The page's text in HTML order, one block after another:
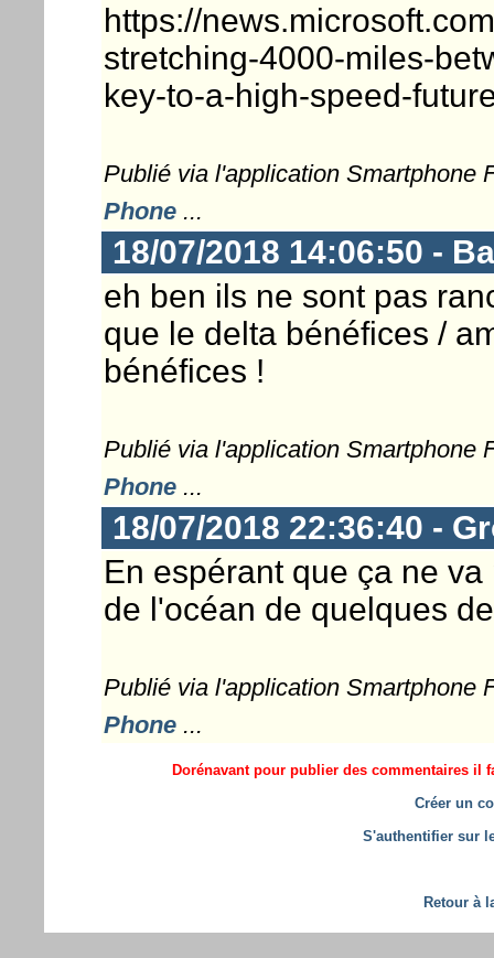
https://
stretching-4000-miles-
key-to-a-high-speed-
Publié via l'application Smartphone
Phone...
18/07/2018 14:06:50 -
eh ben ils ne sont pas
que le delta bénéfices /
bénéfices !
Publié via l'application Smartphone
Phone...
18/07/2018 22:36:40 -
En espérant que ça ne
de l'océan de quelques
Publié via l'application Smartphone
Phone...
Dorénavant pour publier des commentaires il
Créer un
S'authentifier sur
Retour à